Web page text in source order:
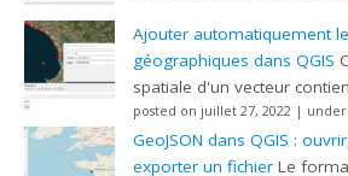
Ajouter automatiquement
géographiques dans QGIS
spatiale d'un vecteur
posted on juillet 27, 2022 | under
GeoJSON dans QGIS :
exporter un fichier Le